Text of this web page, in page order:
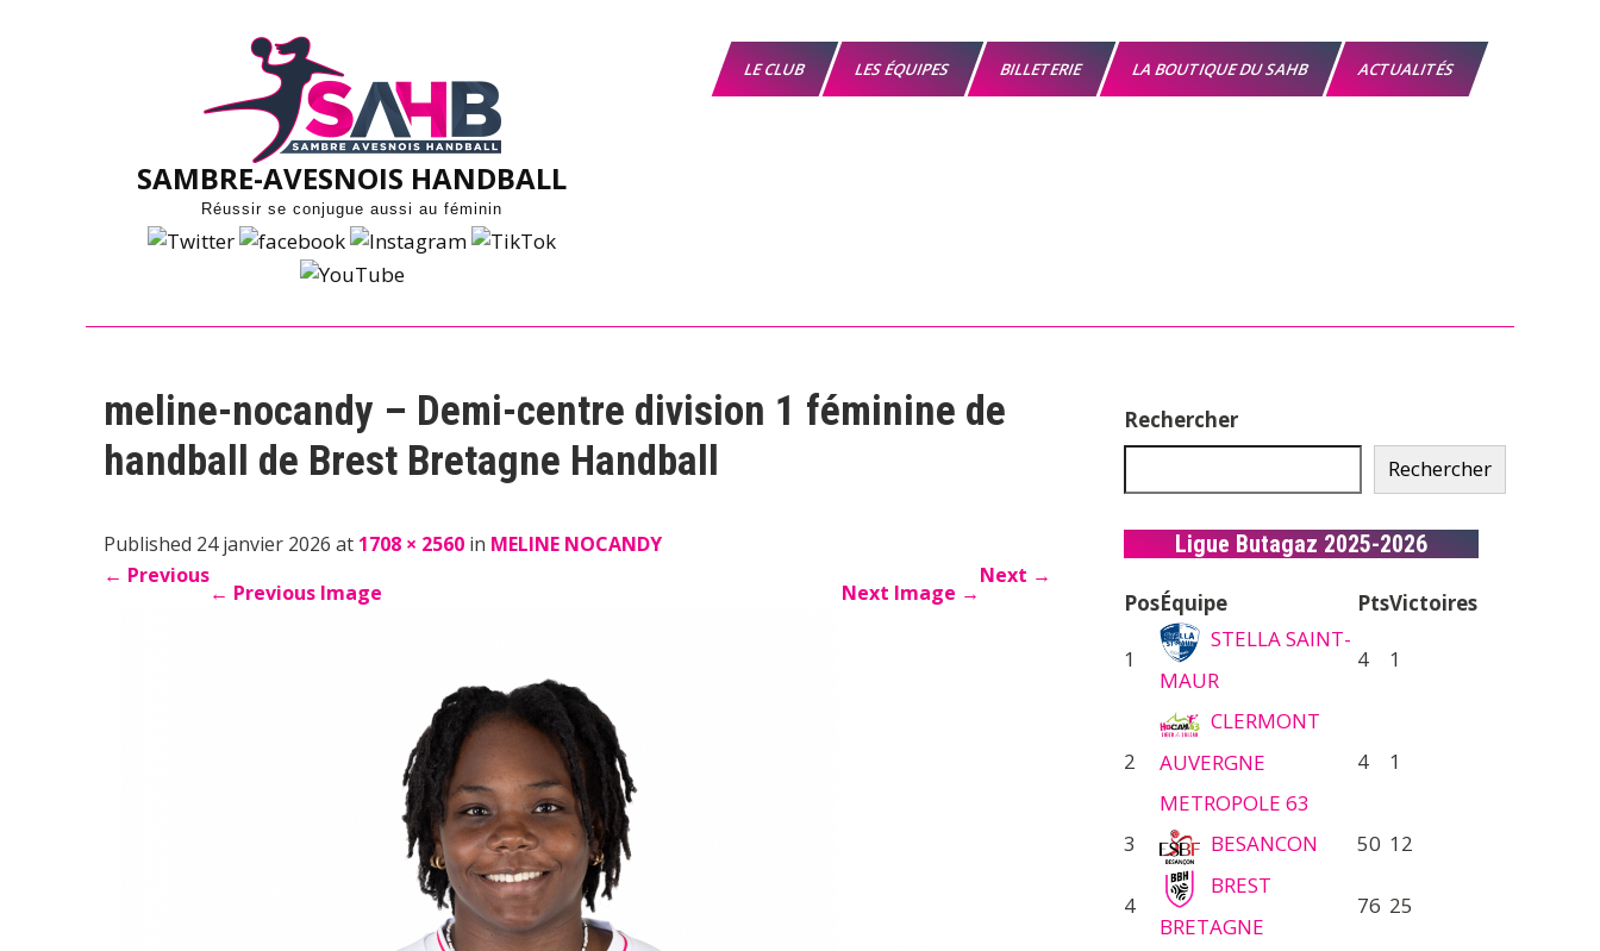
SAMBRE-AVESNOIS HANDBALL
Réussir se conjugue aussi au féminin
LE CLUB LES ÉQUIPES BILLETERIE LA BOUTIQUE DU SAHB ACTUALITÉS
meline-nocandy – Demi-centre division 1 féminine de
handball de Brest Bretagne Handball
Published 24 janvier 2026 at 1708 × 2560 in MELINE NOCANDY
← Previous Next →
← Previous Image Next Image →
Rechercher
Rechercher
Ligue Butagaz 2025-2026
PosÉquipe PtsVictoires
1
STELLA SAINT-
MAUR
4 1
2
CLERMONT
AUVERGNE
METROPOLE 63
4 1
3 BESANCON 50 12
4
BREST
BRETAGNE
76 25